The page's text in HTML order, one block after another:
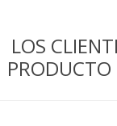
LOS